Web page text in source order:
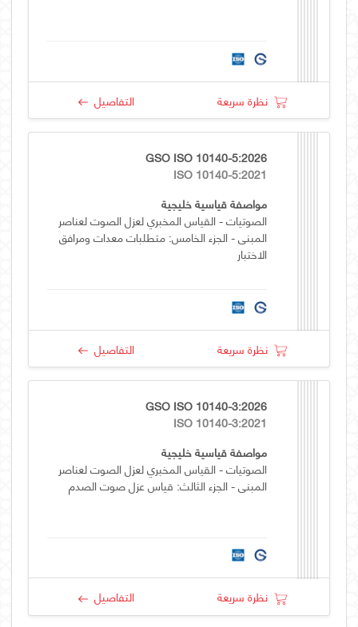
نظرة سريعة التفاصيل
GSO ISO 10140-5:2026
ISO 10140-5:2021
مواصفة قياسية خليجية
الصوتيات - القياس المخبري لعزل الصوت لعناصر
المبنى - الجزء الخامس: متطلبات معدات ومرافق
الاختبار
نظرة سريعة التفاصيل
GSO ISO 10140-3:2026
ISO 10140-3:2021
مواصفة قياسية خليجية
الصوتيات - القياس المخبري لعزل الصوت لعناصر
المبنى - الجزء الثالث: قياس عزل صوت الصدم
نظرة سريعة التفاصيل